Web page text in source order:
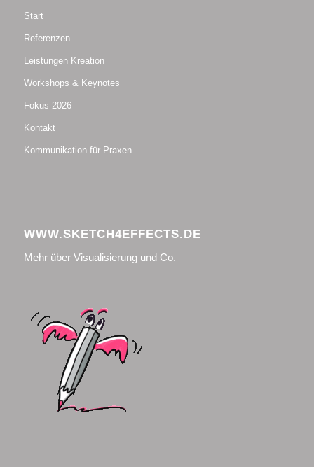
Start
Referenzen
Leistungen Kreation
Workshops & Keynotes
Fokus 2026
Kontakt
Kommunikation für Praxen
WWW.SKETCH4EFFECTS.DE
Mehr über Visualisierung und Co.